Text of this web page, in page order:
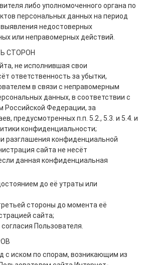
либо уполномоченного органа по
персональных данных на период
выявления недостоверных
или неправомерных действий.
СТОРОН
не исполнившая свои
ответственность за убытки,
в связи с неправомерным
данных, в соответствии с
Российской Федерации, за
предусмотренных п.п. 5.2., 5.3. и 5.4. и
конфиденциальности;
разглашения конфиденциальной
сайта не несёт
данная конфиденциальная
до её утраты или
стороны до момента её
сайта;
Пользователя.
с иском по спорам, возникающим из